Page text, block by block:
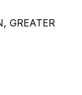
GREATER